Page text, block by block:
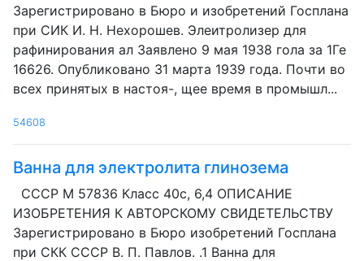
Зарегистрировано в Бюро и изобретений Госплана
при СИК И. Н. Нехорошев. Элеитролизер для
рафинирования ал Заявлено 9 мая 1938 гола за 1Ге
16626. Опубликовано 31 марта 1939 года. Почти во
всех принятых в настоя-, щее время в промышл...
54608
Ванна для электролита глинозема
СССР М 57836 Класс 40с, 6,4 ОПИСАНИЕ
ИЗОБРЕТЕНИЯ К АВТОРСКОМУ СВИДЕТЕЛЬСТВУ
Зарегистрировано в Бюро изобретений Госплана
при СКК СССР В. П. Павлов. .1 Ванна для